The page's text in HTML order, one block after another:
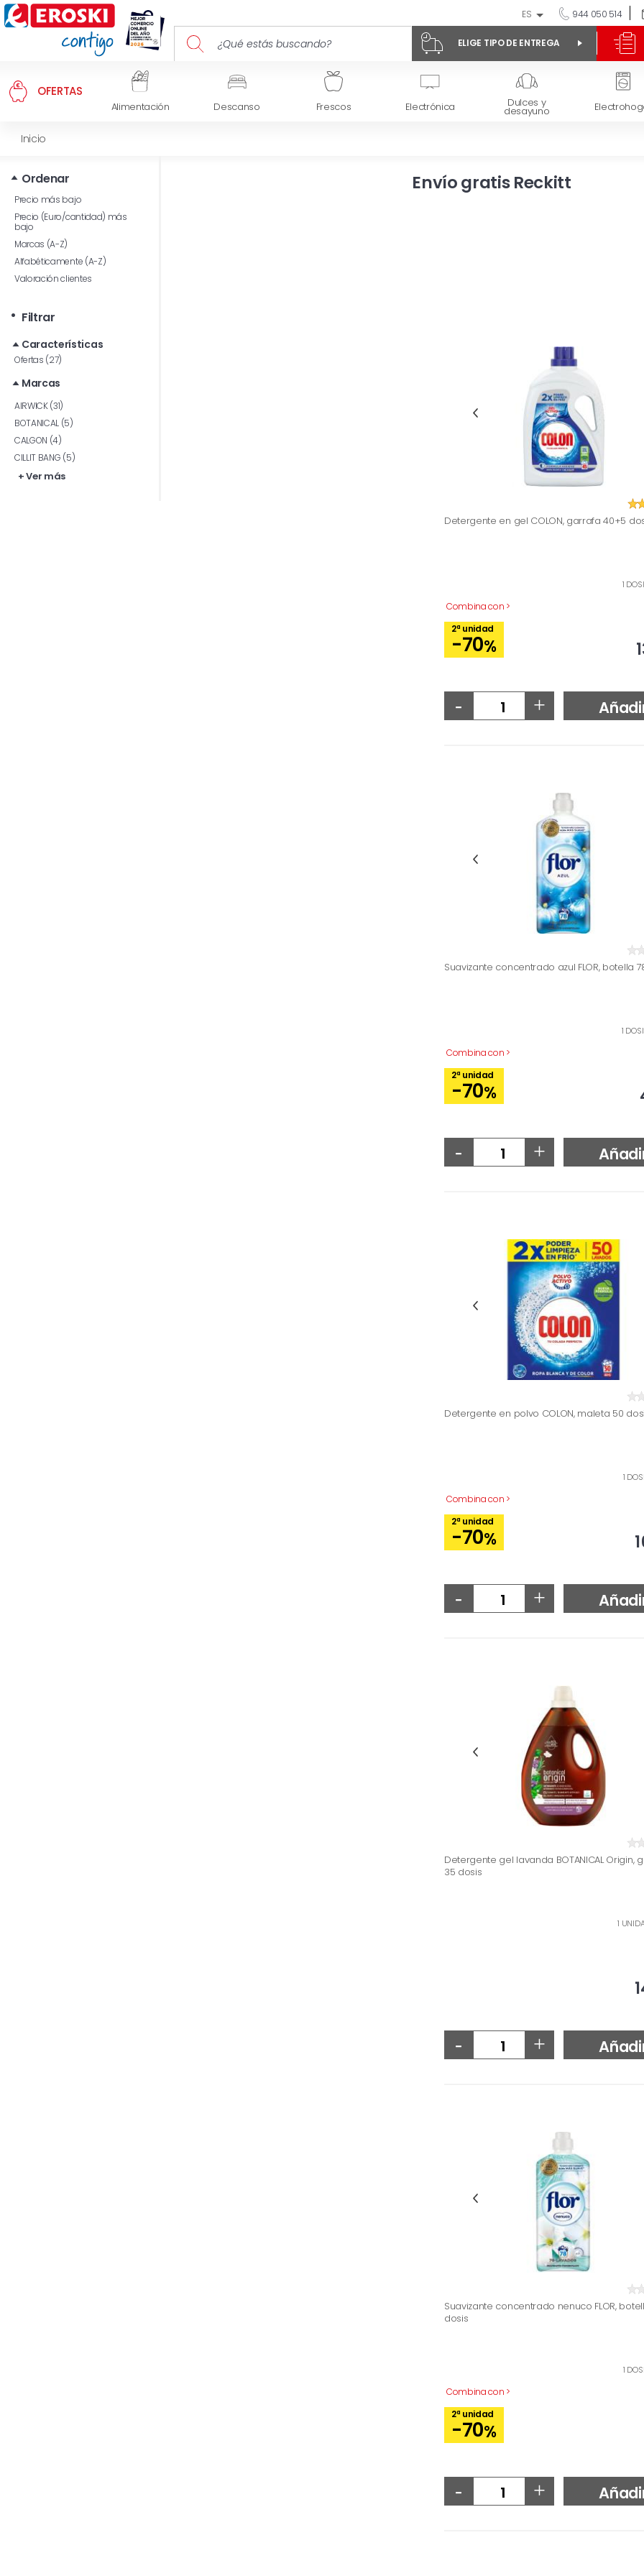
ES 944 050 514
ELIGE TIPO DE ENTREGA
OFERTAS
Alimentación Descanso Frescos Electrónica Dulces y
desayuno
Inicio
Ordenar
Precio más bajo
Precio (Euro/cantidad) más
bajo
Marcas (A-Z)
Alfabéticamente (A-Z)
Valoración clientes
Filtrar
Características
Ofertas (27)
Marcas
AIRWICK (31)
BOTANICAL (5)
CALGON (4)
CILLIT BANG (5)
+ Ver más
Envío gratis Reckitt
Detergente en gel COLON, garrafa 40+5
Combina con >
1
2ª unidad
-70%
- +
Suavizante concentrado azul FLOR, botella
Combina con >
1
2ª unidad
-70%
- +
Detergente en polvo COLON, maleta 50
Combina con >
1
2ª unidad
-70%
- +
Detergente gel lavanda BOTANICAL Origin,
35 dosis
1
- +
Suavizante concentrado nenuco FLOR,
dosis
Combina con >
1
2ª unidad
-70%
- +